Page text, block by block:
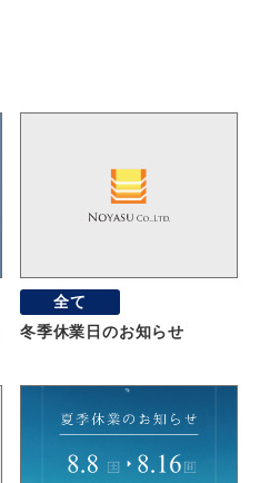
全て
冬季休業日のお知らせ